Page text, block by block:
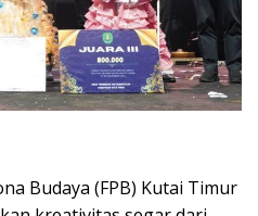
Budaya (FPB) Kutai Timur